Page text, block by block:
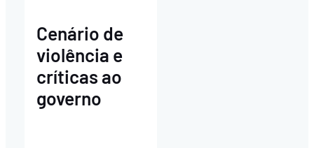
Cenário de
violência e
críticas ao
governo